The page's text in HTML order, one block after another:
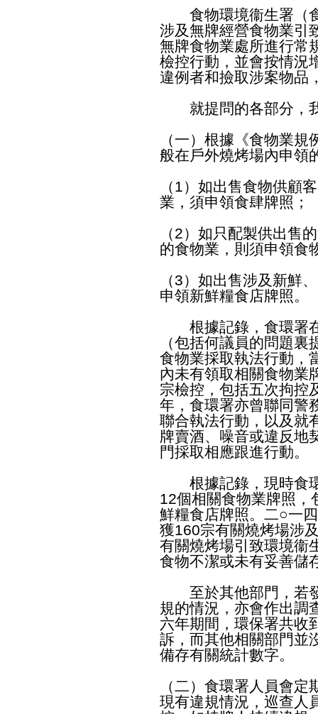
食物環境衞生署（食
涉及無牌經營食物業引
無牌食物業處所進行常
檢控行動，並會按情況
違例者和撿取涉案物品
就提問的各部分，
（一）根據《食物業
般在戶外燒烤場內申領
（1）如出售食物供顧
業，須申領食肆牌照；
（2）如只配製供出售
的食物業，則須申領食
（3）如出售涉及新鮮
申領新鮮糧食店牌照。
根據記錄，食環署在
（包括何議員的問題
食物業採取執法行動，
內未有領取相關食物業
宗檢控，包括五次拘控
年，食環署亦曾聯同警
聯合執法行動，以及就
牌賣酒、噪音或違反地
門採取相應跟進行動。
根據記錄，現時食環
12個相關食物業牌照，
鮮糧食店牌照。二○一
獲160宗有關燒烤場涉
有關燒烤場引致環境衞
食物不潔或未有妥善儲
至於其他部門，若發
規的情況，亦會作出調
六年期間，環保署共收
訴，而其他相關部門並
備存有關統計數字。
（二）食環署人員會
現有違規情況，巡查人